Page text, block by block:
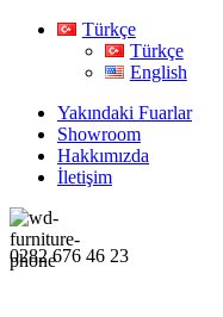
Türkçe
Türkçe
English
Yakındaki Fuarlar
Showroom
Hakkımızda
İletişim
0282 676 46 23